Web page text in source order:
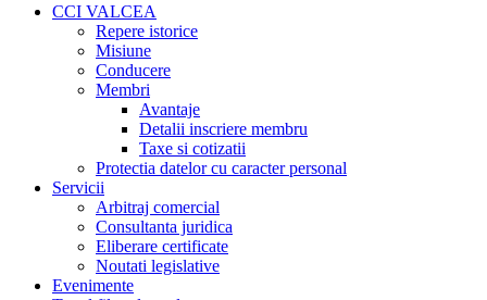
CCI VALCEA
Repere istorice
Misiune
Conducere
Membri
Avantaje
Detalii inscriere membru
Taxe si cotizatii
Protectia datelor cu caracter personal
Servicii
Arbitraj comercial
Consultanta juridica
Eliberare certificate
Noutati legislative
Evenimente